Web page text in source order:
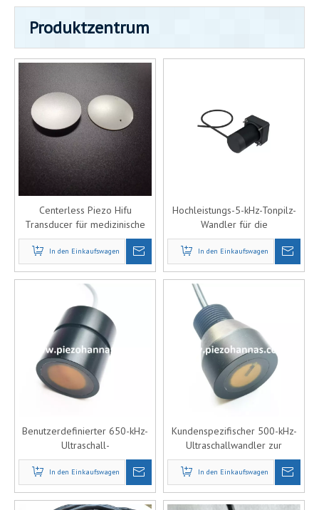
Produktzentrum
Centerless Piezo Hifu
Transducer für medizinische
Therapeutik
In den Einkaufswagen
Hochleistungs-5-kHz-Tonpilz-
Wandler für die
Unterwasserkommunikation
In den Einkaufswagen
Benutzerdefinierter 650-kHz-
Ultraschall-
Schlammfüllstandssensor
In den Einkaufswagen
Kundenspezifischer 500-kHz-
Ultraschallwandler zur
Messung des
Schlammspiegels
In den Einkaufswagen